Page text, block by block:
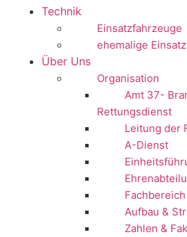
Technik
Einsatzfahrzeuge
ehemalige
Über Uns
Organisation
Amt 37-
Rettungsdienst
Leitung der
A-Dienst
Aufbau &
Zahlen &